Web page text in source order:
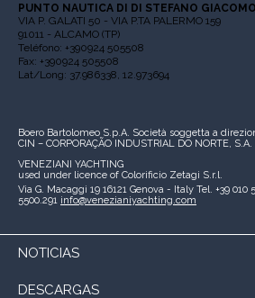
PUNTO NAUTICA DI DI STEFANO GIACOMO
VIA P. GALATI 50 - VIA P.TA PALERMO 159
91011 - ALCAMO (TP)
Teléfono: +390924 505508
Fax: +390924 505508
Lat/Long: 37.986338, 12.973694
Boero Bartolomeo S.p.A. Società soggetta a
CIN – CORPORAÇÃO INDUSTRIAL DO NORTE, S.A.
VENEZIANI YACHTING
used under licence of Colorificio Zetagi S.r.l.
Via G. Macaggi 19 16121 Genova - Italy Tel. +39 010
5500.291 info@venezianiyachting.com
NOTICIAS
DESCARGAS